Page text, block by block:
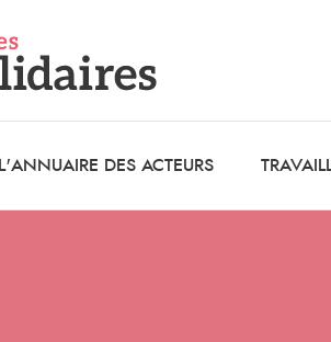
L'ANNUAIRE DES ACTEURS